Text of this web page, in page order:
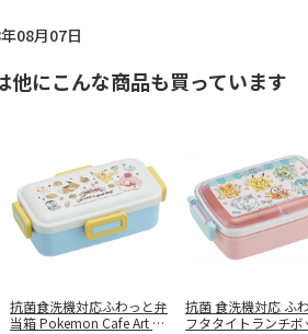
08月07日
他にこんな商品も買っています
抗菌食洗機対応ふわっと弁
当箱 Pokemon Cafe Art PF
抗菌 食洗機対応 ふ
フタタイトランチボ